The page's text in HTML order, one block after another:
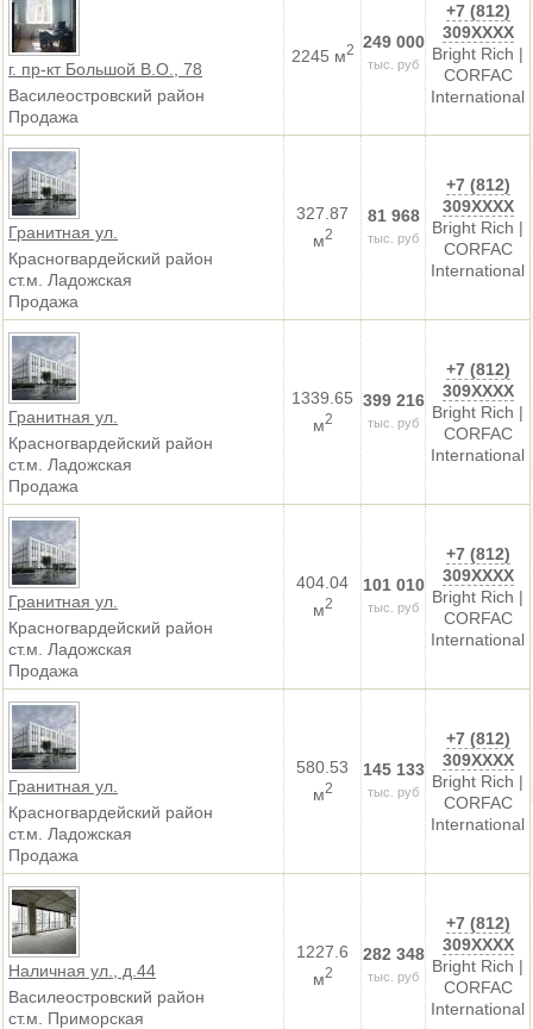
г. пр-кт Большой В.О., 78
Василеостровский район
Продажа
2245 м2 249 000
тыс. руб
+7 (812)
309XXXX
Bright Rich |
CORFAC
International
Гранитная ул.
Красногвардейский район
ст.м. Ладожская
Продажа
327.87
м2
81 968
тыс. руб
+7 (812)
309XXXX
Bright Rich |
CORFAC
International
Гранитная ул.
Красногвардейский район
ст.м. Ладожская
Продажа
1339.65
м2
399 216
тыс. руб
+7 (812)
309XXXX
Bright Rich |
CORFAC
International
Гранитная ул.
Красногвардейский район
ст.м. Ладожская
Продажа
404.04
м2
101 010
тыс. руб
+7 (812)
309XXXX
Bright Rich |
CORFAC
International
Гранитная ул.
Красногвардейский район
ст.м. Ладожская
Продажа
580.53
м2
145 133
тыс. руб
+7 (812)
309XXXX
Bright Rich |
CORFAC
International
Наличная ул., д.44
Василеостровский район
ст.м. Приморская
1227.6
м2
282 348
тыс. руб
+7 (812)
309XXXX
Bright Rich |
CORFAC
International